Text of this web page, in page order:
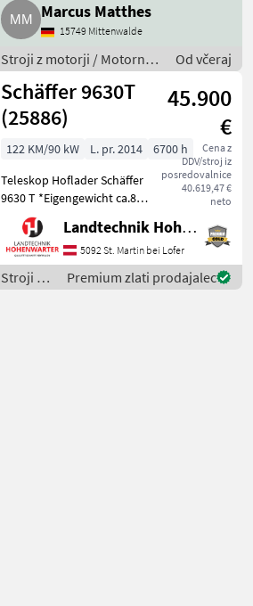
Marcus Matthes
15749 Mittenwalde
Stroji z motorji / Motorna
kosilnica/ prekopalnik
Od včeraj
Schäffer 9630T
(25886)
45.900
€
Cena z
DDV/stroj iz
posredovalnice
40.619,47 €
neto
122 KM/90 kW L. pr. 2014
6700 h
Teleskop Hoflader Schäffer
9630 T *Eigengewicht ca.8 t
*Bereifung 400/55-22, 5
*Kipplast 4200 kg
*Radstand 2.52 m
*Fahrgeschwindigkeit 20
km/h *Wenderadius innen
Landtechnik Hohenwarter GmbH
5092 St. Martin bei Lofer
Stroji z
motorji /
Premium zlati prodajalec